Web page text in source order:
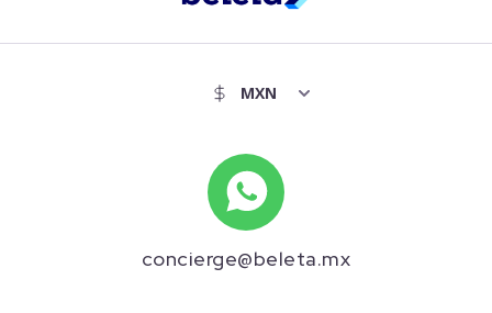
concierge@beleta.mx